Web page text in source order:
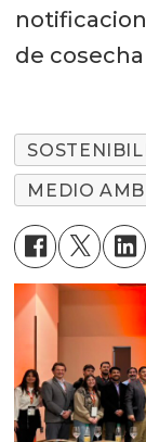
de
MEDIO